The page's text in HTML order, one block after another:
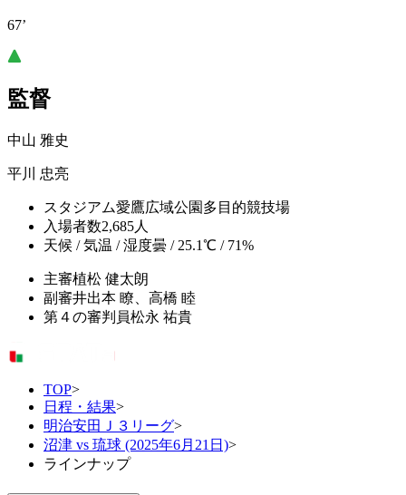
67’
監督
中山 雅史
平川 忠亮
スタジアム愛鷹広域公園多目的競技場
入場者数2,685人
天候 / 気温 / 湿度曇 / 25.1℃ / 71%
主審植松 健太朗
副審井出本 瞭、高橋 睦
第４の審判員松永 祐貴
TOP>
日程・結果>
明治安田Ｊ３リーグ>
沼津 vs 琉球 (2025年6月21日)>
ラインナップ